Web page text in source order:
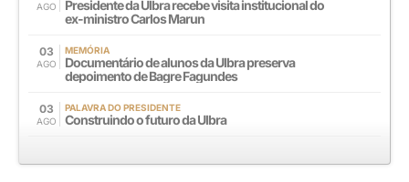
AGO
Presidente da Ulbra recebe visita institucional do
ex-ministro Carlos Marun
03
AGO
MEMÓRIA
Documentário de alunos da Ulbra preserva
depoimento de Bagre Fagundes
03
AGO
PALAVRA DO PRESIDENTE
Construindo o futuro da Ulbra